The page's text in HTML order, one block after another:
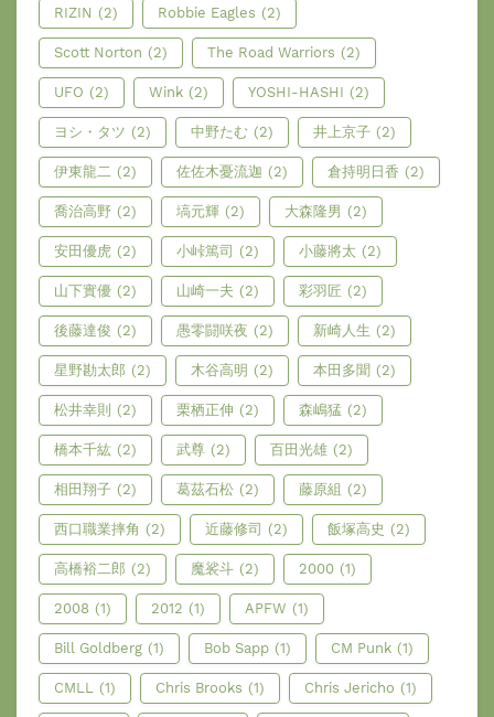
RIZIN (2) Robbie Eagles (2)
Scott Norton (2) The Road Warriors (2)
UFO (2) Wink (2) YOSHI-HASHI (2)
ヨシ・タツ (2) 中野たむ (2) 井上京子 (2)
伊東龍二 (2) 佐佐木憂流迦 (2) 倉持明日香 (2)
喬治高野 (2) 塙元輝 (2) 大森隆男 (2)
安田優虎 (2) 小峠篤司 (2) 小藤將太 (2)
山下實優 (2) 山崎一夫 (2) 彩羽匠 (2)
後藤達俊 (2) 愚零闘咲夜 (2) 新崎人生 (2)
星野勘太郎 (2) 木谷高明 (2) 本田多聞 (2)
松井幸則 (2) 栗栖正伸 (2) 森嶋猛 (2)
橋本千紘 (2) 武尊 (2) 百田光雄 (2)
相田翔子 (2) 葛茲石松 (2) 藤原組 (2)
西口職業摔角 (2) 近藤修司 (2) 飯塚高史 (2)
高橋裕二郎 (2) 魔裟斗 (2) 2000 (1)
2008 (1) 2012 (1) APFW (1)
Bill Goldberg (1) Bob Sapp (1) CM Punk (1)
CMLL (1) Chris Brooks (1) Chris Jericho (1)